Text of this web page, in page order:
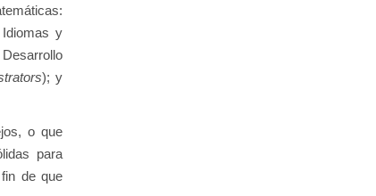
y
); y
o que
para
de que